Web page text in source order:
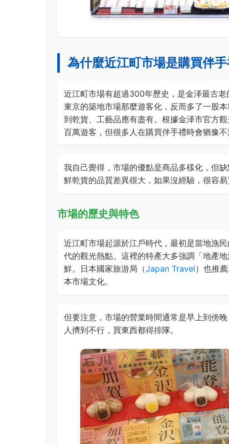
為什麼近江町市場是購買伴
近江町市場有超過300年歷史，是金泽最古
東京的築地市場那麼遊客化，反而多了一股
到乾貨、工藝品應有盡有。根據金泽市官方
百萬遊客，但很多人在購買伴手禮時會猶豫
我自己覺得，市場的優點是商品多樣化，但
鮮乾貨的品質差異很大，如果沒經驗，很容
市場的歷史與特色
近江町市場起源於江戶時代，最初是當地漁
代的觀光熱點。這裡的特產大多強調「地產
鮮。日本國家旅游局（Japan Travel）也推
本市場文化。
但要注意，市場的營業時間通常是早上到傍
人擠到不行，買東西都得排隊。